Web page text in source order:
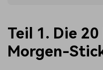
Teil 1. Die
Morgen-